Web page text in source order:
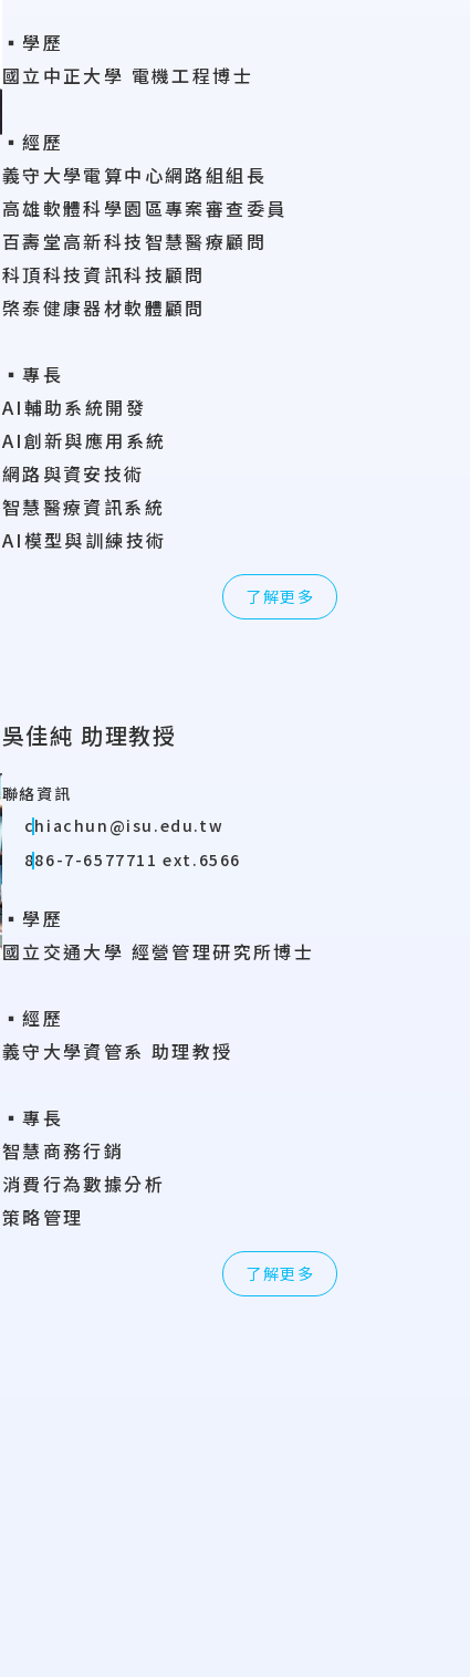
▪學歷
國立中正大學 電機工程博士
▪經歷
義守大學電算中心網路組組長
高雄軟體科學園區專案審查委員
百壽堂高新科技智慧醫療顧問
科頂科技資訊科技顧問
棨泰健康器材軟體顧問
▪專長
AI輔助系統開發
AI創新與應用系統
網路與資安技術
智慧醫療資訊系統
AI模型與訓練技術
了解更多
吳佳純 助理教授
聯絡資訊
chiachun@isu.edu.tw
886-7-6577711 ext.6566
▪學歷
國立交通大學 經營管理研究所博士
▪經歷
義守大學資管系 助理教授
▪專長
智慧商務行銷
消費行為數據分析
策略管理
了解更多